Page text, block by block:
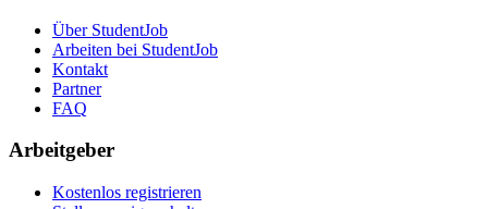
Über StudentJob
Arbeiten bei StudentJob
Kontakt
Partner
FAQ
Arbeitgeber
Kostenlos registrieren